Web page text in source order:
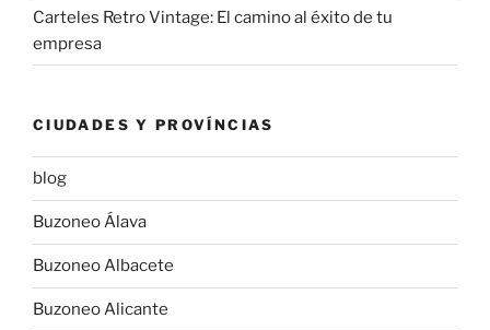
Carteles Retro Vintage: El camino al éxito de tu
empresa
CIUDADES Y PROVÍNCIAS
blog
Buzoneo Álava
Buzoneo Albacete
Buzoneo Alicante